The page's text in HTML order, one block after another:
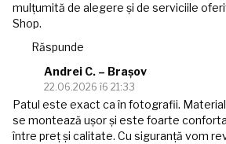
mulțumită de alegere și de serviciile
Shop.
Răspunde
Andrei C. – Brașov
22.06.2026 î6 21:33
Patul este exact ca în fotografii.
se montează ușor și este foarte
între preț și calitate. Cu siguranță vom